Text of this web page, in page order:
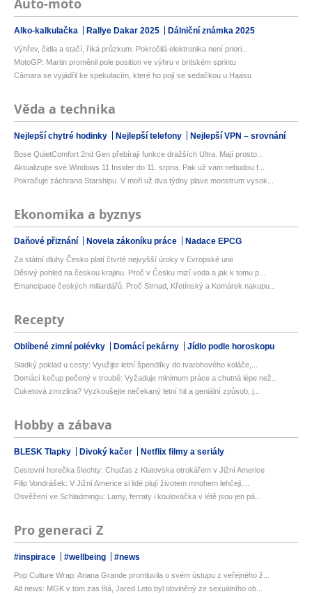
Auto-moto
Alko-kalkulačka Rallye Dakar 2025 Dálniční známka 2025
Výhřev, čidla a stačí, říká průzkum. Pokročilá elektronika není priori...
MotoGP: Martin proměnil pole position ve výhru v britském sprintu
Câmara se vyjádřil ke spekulacím, které ho pojí se sedačkou u Haasu
Věda a technika
Nejlepší chytré hodinky Nejlepší telefony Nejlepší VPN – srovnání
Bose QuietComfort 2nd Gen přebírají funkce dražších Ultra. Mají prosto...
Aktualizujte své Windows 11 Insider do 11. srpna. Pak už vám nebudou f...
Pokračuje záchrana Starshipu. V moři už dva týdny plave monstrum vysok...
Ekonomika a byznys
Daňové přiznání Novela zákoníku práce Nadace EPCG
Za státní dluhy Česko platí čtvrté nejvyšší úroky v Evropské unii
Děsivý pohled na českou krajinu. Proč v Česku mizí voda a jak k tomu p...
Emancipace českých miliardářů. Proč Strnad, Křetínský a Komárek nakupu...
Recepty
Oblíbené zimní polévky Domácí pekárny Jídlo podle horoskopu
Sladký poklad u cesty: Využijte letní špendlíky do tvarohového koláče,...
Domácí kečup pečený v troubě: Vyžaduje minimum práce a chutná lépe než...
Cuketová zmrzlina? Vyzkoušejte nečekaný letní hit a geniální způsob, j...
Hobby a zábava
BLESK Tlapky Divoký kačer Netflix filmy a seriály
Cestovní horečka šlechty: Chuďas z Klatovska otrokářem v Jižní Americe
Filip Vondrášek: V Jižní Americe si lidé plují životem mnohem lehčeji,...
Osvěžení ve Schladmingu: Lamy, ferraty i koulovačka v létě jsou jen pá...
Pro generaci Z
#inspirace #wellbeing #news
Pop Culture Wrap: Ariana Grande promluvila o svém ústupu z veřejného ž...
Alt news: MGK v tom zas lítá, Jared Leto byl obviněný ze sexuálního ob...